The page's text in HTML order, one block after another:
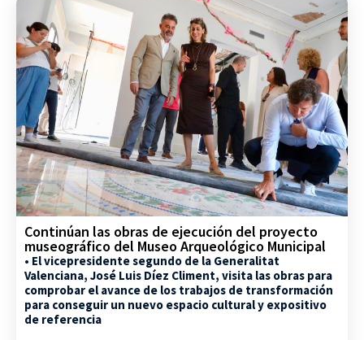
Continúan las obras de ejecución del proyecto
museográfico del Museo Arqueológico Municipal
• El vicepresidente segundo de la Generalitat
Valenciana, José Luis Díez Climent, visita las obras para
comprobar el avance de los trabajos de transformación
para conseguir un nuevo espacio cultural y expositivo
de referencia